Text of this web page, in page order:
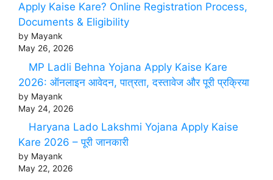
Apply Kaise Kare? Online Registration Process,
Documents & Eligibility
by Mayank
May 26, 2026
MP Ladli Behna Yojana Apply Kaise Kare
2026: ऑनलाइन आवेदन, पात्रता, दस्तावेज और पूरी प्रक्रिया
by Mayank
May 24, 2026
Haryana Lado Lakshmi Yojana Apply Kaise
Kare 2026 – पूरी जानकारी
by Mayank
May 22, 2026